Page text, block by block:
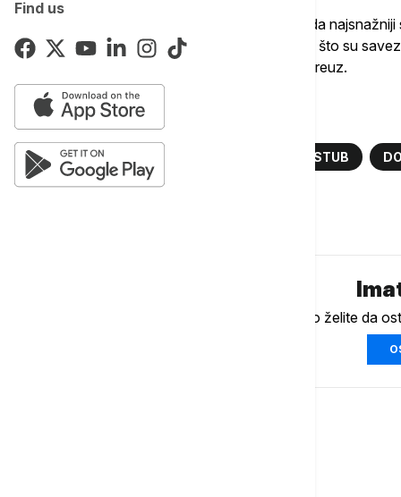
Find us
Britanski Telegraf navodi da je to je do sada
pouzdanog odbrambenog partnera nakon što su
brodove da bi ponovo otvorili Ormuski moreuz.
Više o...
NATO ALEKSANDAR STUB
Ukoliko želite da